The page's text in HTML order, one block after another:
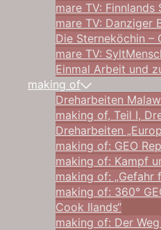
mare TV: Finnlands
mare TV: Danziger
Die Sterneköchin –
mare TV: Sylt
Einmal Arbeit und
making of
Dreharbeiten
making of, Teil I,
Dreharbeiten
making of: GEO
making of: Kampf
making of: „Gefahr
making of: 360°
Cook Ilands“
making of: Der